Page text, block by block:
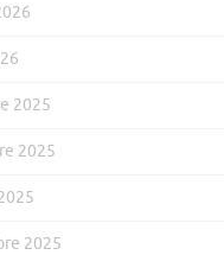
2025
2025
2025